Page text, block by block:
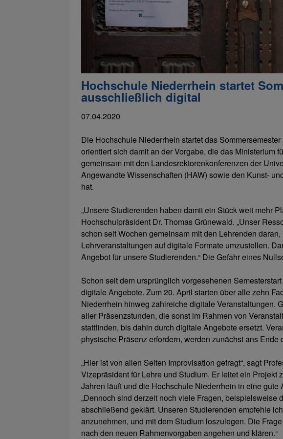
Hochschule Niederrhein startet
ausschließlich digital
07.04.2020
Die Hochschule Niederrhein startet das
orientiert sich damit an der Vorgabe, die das Ministerium
gemeinsam mit den Landesrektorenkonferenzen der
Angewandte Wissenschaften (HAW) sowie den Kunst-
hat.
„Unsere Studierenden haben damit ein Stück weit mehr
Hochschulpräsident Dr. Thomas Grünewald. „Unser
schon seit Wochen gemeinsam mit den Lehrenden
Lehrveranstaltungen auf digitale Formate umzustellen.
Angebot für unsere Studierenden.“ Die Gefahr eines
Schon seit dem ursprünglich vorgesehenen
digitale Angebote. Zum 20. April starten über alle zehn
Niederrhein hinweg zahlreiche digitale Veranstaltungen.
aller Präsenzstunden, die sonst im Rahmen von
stattfinden, bis dahin durch digitale Angebote ersetzt.
physische Präsenz erfordern, werden zunächst ans Ende
„Hier ist von allen Seiten Improvisation gefragt“, sagt
Vizepräsident für Lehre und Studium. Er leitet ein Projekt
Jahren läuft und die Hochschule Niederrhein in eine gute
„Dennoch sind derzeit noch viele Fragen, beispielsweise
abschließend geklärt. Unseren Studierenden empfehle
anzunehmen, und mit dem Studium loszulegen. Die
nach den neuen Rahmenvorgaben angehen und klären.“